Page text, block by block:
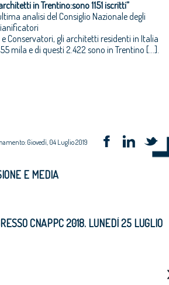
in Trentino:sono 1151 iscritti”
analisi del Consiglio Nazionale degli
e Conservatori, gli architetti residenti in Italia
mila e di questi 2.422 sono in Trentino […].
Giovedì, 04 Luglio 2019
E MEDIA
CNAPPC 2018. LUNEDÌ 25 LUGLIO